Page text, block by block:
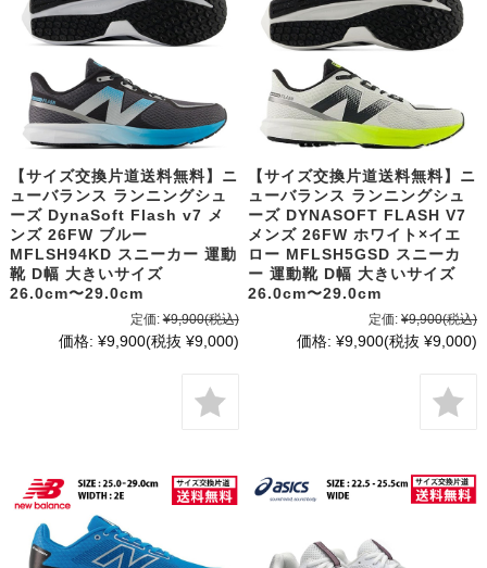
【サイズ交換片道送料無料】ニ
ューバランス ランニングシュ
ーズ DynaSoft Flash v7 メ
ンズ 26FW ブルー
MFLSH94KD スニーカー 運動
靴 D幅 大きいサイズ
26.0cm〜29.0cm
定価: ¥9,900(税込)
価格: ¥9,900(税抜 ¥9,000)
【サイズ交換片道送料無料】ニ
ューバランス ランニングシュ
ーズ DYNASOFT FLASH V7
メンズ 26FW ホワイト×イエ
ロー MFLSH5GSD スニーカ
ー 運動靴 D幅 大きいサイズ
26.0cm〜29.0cm
定価: ¥9,900(税込)
価格: ¥9,900(税抜 ¥9,000)